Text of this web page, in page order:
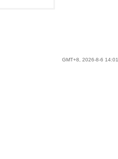
GMT+8, 2026-8-6 14:01